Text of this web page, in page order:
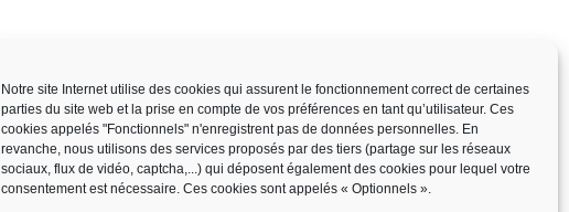
Notre site Internet utilise des cookies qui assurent le fonctionnement correct de certaines
parties du site web et la prise en compte de vos préférences en tant qu’utilisateur. Ces
cookies appelés "Fonctionnels" n'enregistrent pas de données personnelles. En
revanche, nous utilisons des services proposés par des tiers (partage sur les réseaux
sociaux, flux de vidéo, captcha,...) qui déposent également des cookies pour lequel votre
consentement est nécessaire. Ces cookies sont appelés « Optionnels ».